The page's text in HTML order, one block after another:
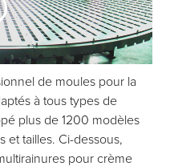
de moules pour la
à tous types de
plus de 1200 modèles
et tailles. Ci-dessous,
pour crème